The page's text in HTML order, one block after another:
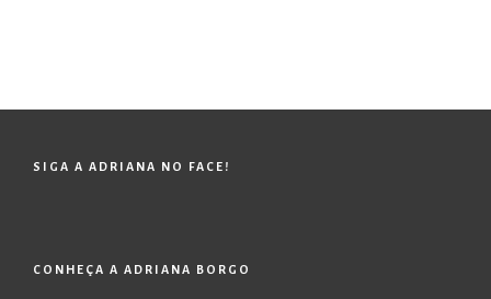
SIGA A ADRIANA NO FACE!
CONHEÇA A ADRIANA BORGO